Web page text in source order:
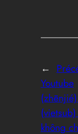
←
Youtube
không